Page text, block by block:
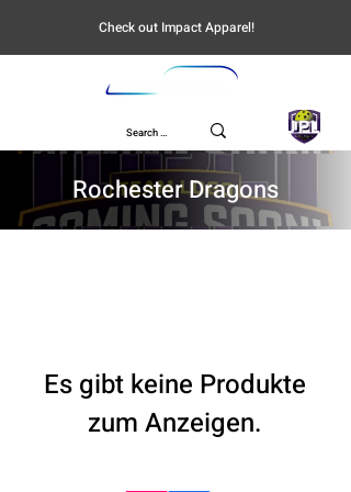
Check out Impact Apparel!
UPL
Rochester Dragons
Es gibt keine Produkte
zum Anzeigen.